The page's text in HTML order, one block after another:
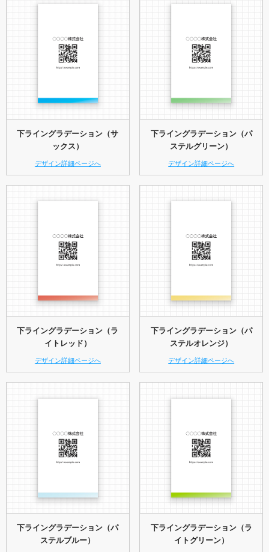
下ライングラデーション（サ
ックス）
デザイン詳細ページへ
下ライングラデーション（パ
ステルグリーン）
デザイン詳細ページへ
下ライングラデーション（ラ
イトレッド）
デザイン詳細ページへ
下ライングラデーション（パ
ステルオレンジ）
デザイン詳細ページへ
下ライングラデーション（パ
ステルブルー）
下ライングラデーション（ラ
イトグリーン）